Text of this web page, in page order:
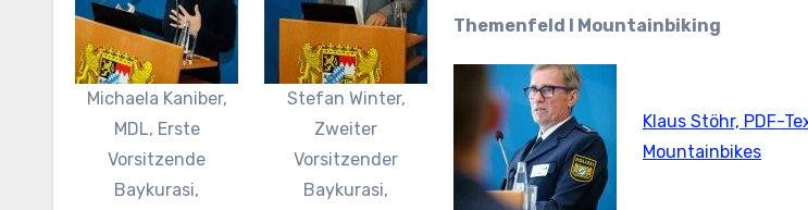
Michaela Kaniber,
MDL, Erste
Vorsitzende
Baykurasi,
Stefan Winter,
Zweiter
Vorsitzender
Baykurasi,
Themenfeld I Mountainbiking
Klaus Stöhr, PDF-
Mountainbikes